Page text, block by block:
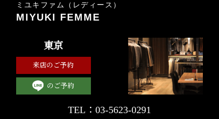
ミユキファム（レディース）
MIYUKI FEMME
東京
来店のご予約
のご予約
TEL：03-5623-0291